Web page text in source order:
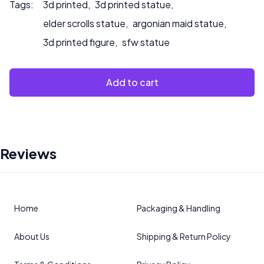
Tags: 3d printed, 3d printed statue,
elder scrolls statue, argonian maid statue,
3d printed figure, sfw statue
Add to cart
Reviews
Home
About Us
Packaging & Handling
Shipping & Return Policy